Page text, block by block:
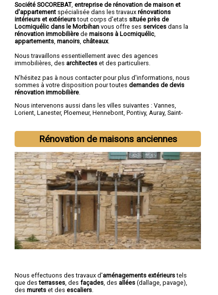
Société SOCOREBAT, entreprise de rénovation de maison et
d'appartement spécialisée dans les travaux rénovations
intérieurs et extérieurstout corps d'etats située près de
Locmiquélic dans le Morbihan vous offre ses services dans la
rénovation immobilière de maisons à Locmiquélic
appartements manoirs châteaux.
Nous travaillons essentiellement avec des agences
immobilières, des architectes et des particuliers.
N'hésitez pas à nous contacter pour plus d'informations, nous
sommes à votre disposition pour toutes demandes de devis
rénovation immobilière
Nous intervenons aussi dans les villes suivantes : Vannes,
Lorient, Lanester, Ploemeur, Hennebont, Pontivy, Auray, Saint-
Rénovation de maisons anciennes
Nous effectuons des travaux d'aménagements extérieurstels
que desterrasses , des façades , des allées (dallage, pavage),
des murets et des escaliers